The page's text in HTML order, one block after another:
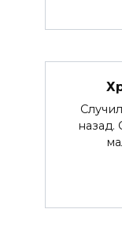
назад.